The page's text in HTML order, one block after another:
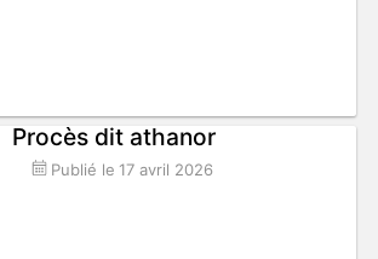
Procès dit athanor
Publié le 17 avril 2026